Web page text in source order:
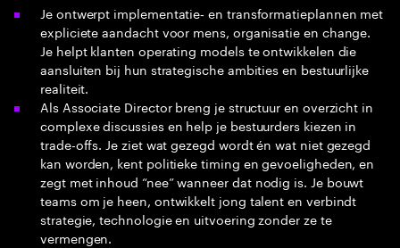
Je ontwerpt implementatie‑ en transformatieplannen met
expliciete aandacht voor mens, organisatie en change.
Je helpt klanten operating models te ontwikkelen die
aansluiten bij hun strategische ambities en bestuurlijke
realiteit.
Als Associate Director breng je structuur en overzicht in
complexe discussies en help je bestuurders kiezen in
trade-offs. Je ziet wat gezegd wordt én wat niet gezegd
kan worden, kent politieke timing en gevoeligheden, en
zegt met inhoud “nee” wanneer dat nodig is. Je bouwt
teams om je heen, ontwikkelt jong talent en verbindt
strategie, technologie en uitvoering zonder ze te
vermengen.